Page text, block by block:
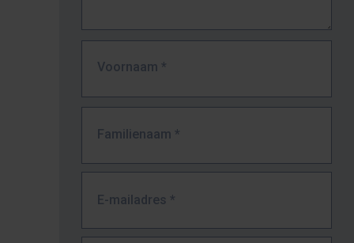
Voornaam *
Familienaam *
E-mailadres *